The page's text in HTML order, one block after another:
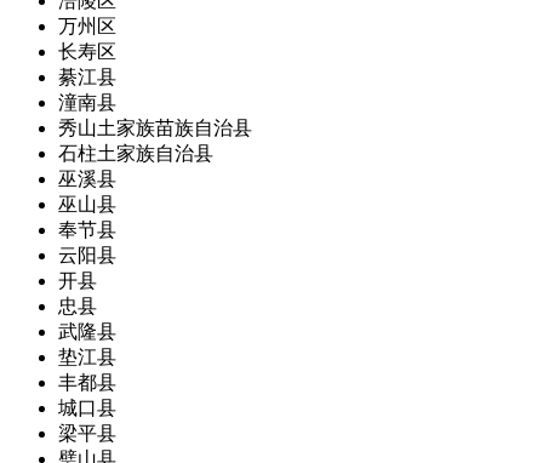
万州区
长寿区
綦江县
潼南县
秀山土家族苗族自治县
石柱土家族自治县
巫溪县
巫山县
奉节县
云阳县
开县
忠县
武隆县
垫江县
丰都县
城口县
梁平县
璧山县